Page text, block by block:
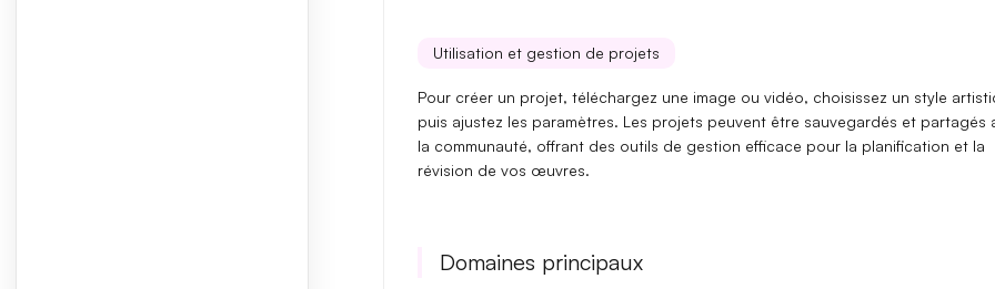
Utilisation et gestion de projets
Pour créer un projet, téléchargez une image ou vidéo, choisissez un style
puis ajustez les paramètres. Les projets peuvent être sauvegardés et partagés
la communauté, offrant des outils de gestion efficace pour la planification et la
révision de vos œuvres.
Domaines principaux